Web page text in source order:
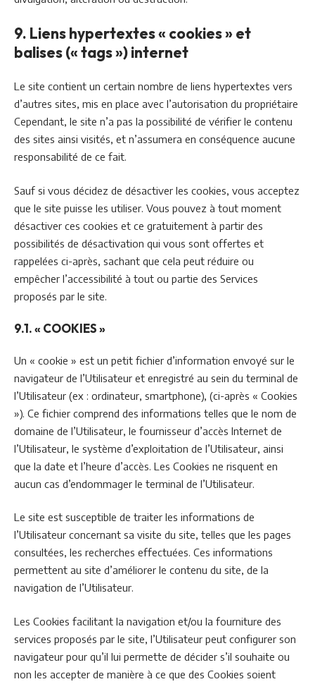
9. Liens hypertextes « cookies » et
balises (« tags ») internet
Le site contient un certain nombre de liens hypertextes vers
d’autres sites, mis en place avec l’autorisation du propriétaire
Cependant, le site n’a pas la possibilité de vérifier le contenu
des sites ainsi visités, et n’assumera en conséquence aucune
responsabilité de ce fait.
Sauf si vous décidez de désactiver les cookies, vous acceptez
que le site puisse les utiliser. Vous pouvez à tout moment
désactiver ces cookies et ce gratuitement à partir des
possibilités de désactivation qui vous sont offertes et
rappelées ci-après, sachant que cela peut réduire ou
empêcher l’accessibilité à tout ou partie des Services
proposés par le site.
9.1. « COOKIES »
Un « cookie » est un petit fichier d’information envoyé sur le
navigateur de l’Utilisateur et enregistré au sein du terminal de
l’Utilisateur (ex : ordinateur, smartphone), (ci-après « Cookies
»). Ce fichier comprend des informations telles que le nom de
domaine de l’Utilisateur, le fournisseur d’accès Internet de
l’Utilisateur, le système d’exploitation de l’Utilisateur, ainsi
que la date et l’heure d’accès. Les Cookies ne risquent en
aucun cas d’endommager le terminal de l’Utilisateur.
Le site est susceptible de traiter les informations de
l’Utilisateur concernant sa visite du site, telles que les pages
consultées, les recherches effectuées. Ces informations
permettent au site d’améliorer le contenu du site, de la
navigation de l’Utilisateur.
Les Cookies facilitant la navigation et/ou la fourniture des
services proposés par le site, l’Utilisateur peut configurer son
navigateur pour qu’il lui permette de décider s’il souhaite ou
non les accepter de manière à ce que des Cookies soient